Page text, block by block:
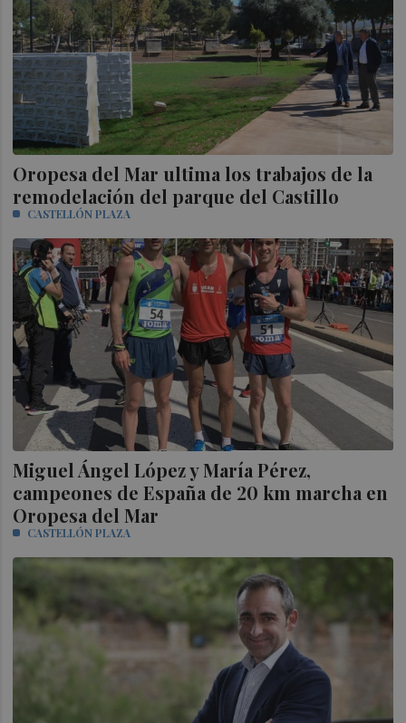
Oropesa del Mar ultima los trabajos de la
remodelación del parque del Castillo
CASTELLÓN PLAZA
Miguel Ángel López y María Pérez,
campeones de España de 20 km marcha en
Oropesa del Mar
CASTELLÓN PLAZA